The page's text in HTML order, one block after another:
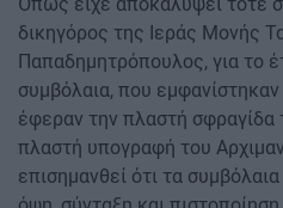
δικηγόρος της Ιεράς Μονής
Παπαδημητρόπουλος, για το
συμβόλαια, που
έφεραν την πλαστή σφραγίδα
πλαστή υπογραφή του
επισημανθεί ότι τα